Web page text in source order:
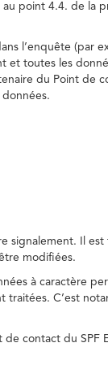
au point 4.4. de la
l’enquête (par
toutes les
du Point de
signalement. Il
modifiées.
à caractère
C’est
de contact du SPF